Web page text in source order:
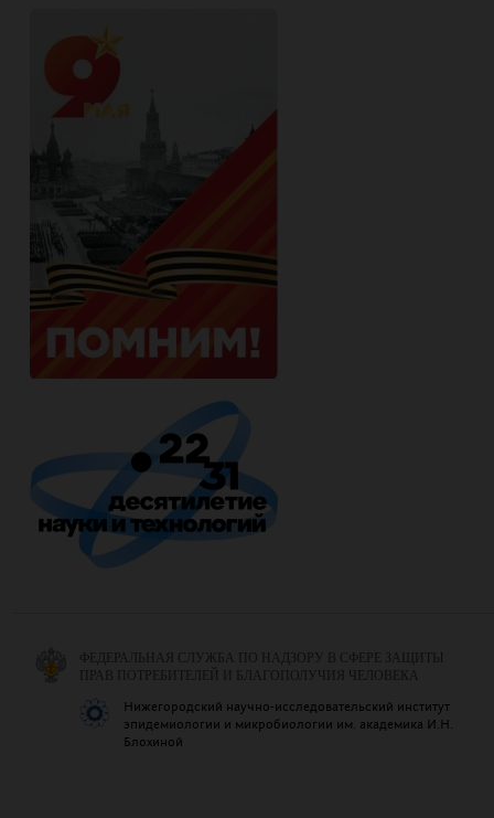
ФЕДЕРАЛЬНАЯ СЛУЖБА ПО НАДЗОРУ В СФЕРЕ ЗАЩИТЫ
ПРАВ ПОТРЕБИТЕЛЕЙ И БЛАГОПОЛУЧИЯ ЧЕЛОВЕКА
Нижегородский научно-исследовательский институт
эпидемиологии и микробиологии им. академика И.Н.
Блохиной